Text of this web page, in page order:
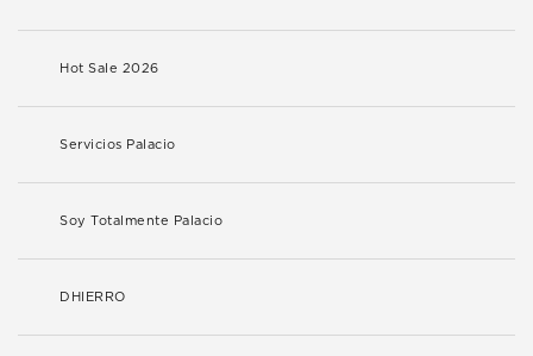
Hot Sale 2026
Servicios Palacio
Soy Totalmente Palacio
DHIERRO